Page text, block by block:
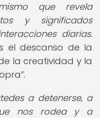
que revela
y significados
diarias.
el descanso de la
la creatividad y la
.
a detenerse, a
nos rodea y a